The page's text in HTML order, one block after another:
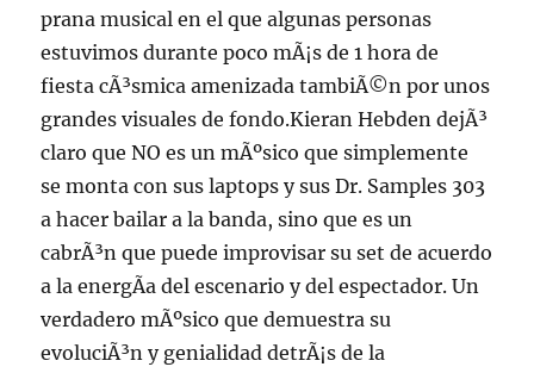
prana musical en el que algunas personas
estuvimos durante poco mÃ¡s de 1 hora de
fiesta cÃ³smica amenizada tambiÃ©n por unos
grandes visuales de fondo.Kieran Hebden dejÃ³
claro que NO es un mÃºsico que simplemente
se monta con sus laptops y sus Dr. Samples 303
a hacer bailar a la banda, sino que es un
cabrÃ³n que puede improvisar su set de acuerdo
a la energÃ­a del escenario y del espectador. Un
verdadero mÃºsico que demuestra su
evoluciÃ³n y genialidad detrÃ¡s de la